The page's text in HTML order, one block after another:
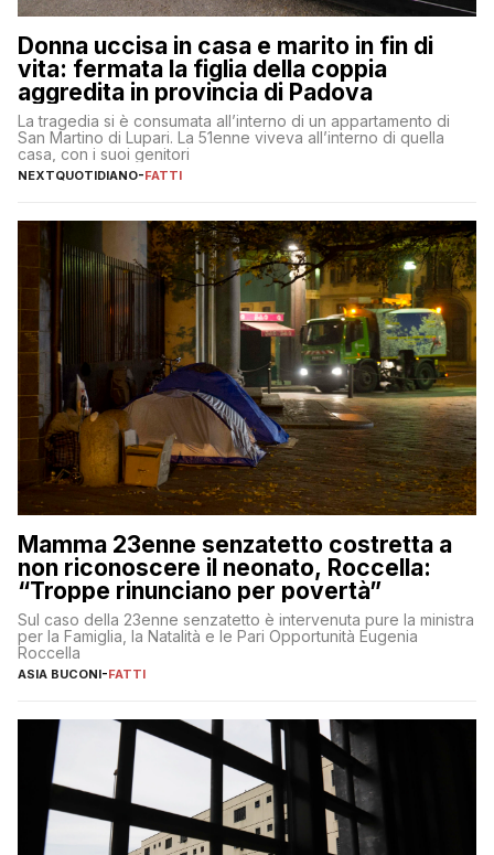
Donna uccisa in casa e marito in fin di
vita: fermata la figlia della coppia
aggredita in provincia di Padova
La tragedia si è consumata all’interno di un appartamento di
San Martino di Lupari. La 51enne viveva all’interno di quella
casa, con i suoi genitori
NEXTQUOTIDIANO-FATTI
Mamma 23enne senzatetto costretta a
non riconoscere il neonato, Roccella:
“Troppe rinunciano per povertà”
Sul caso della 23enne senzatetto è intervenuta pure la ministra
per la Famiglia, la Natalità e le Pari Opportunità Eugenia
Roccella
ASIA BUCONI-FATTI